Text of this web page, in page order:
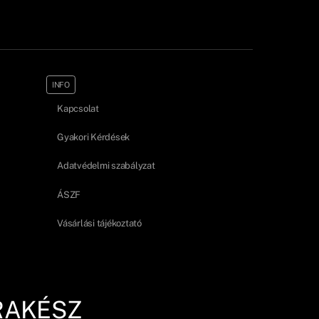
INFO
Kapcsolat
Gyakori Kérdések
Adatvédelmi szabályzat
ÁSZF
Vásárlási tájékoztató